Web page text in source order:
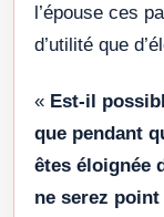
l’épouse ces
d’utilité que
« Est-il
que pendant
êtes éloignée
ne serez